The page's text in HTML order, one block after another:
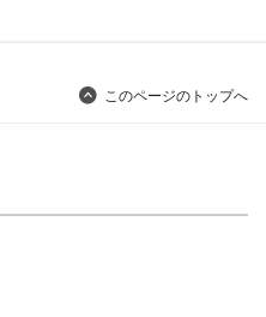
このページのトップへ